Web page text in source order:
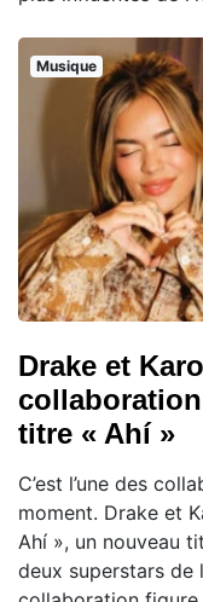
Musique
Drake et
titre « Ahí »
C’est l’une des
moment. Drake et
Ahí », un nouveau
deux superstars de